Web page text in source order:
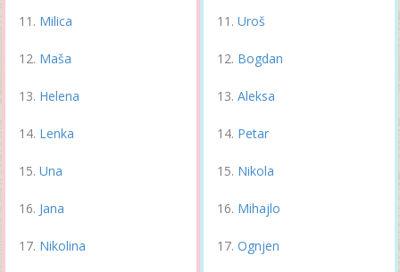
Milica
Maša
Helena
Lenka
Una
Jana
Nikolina
Uroš
Bogdan
Aleksa
Petar
Nikola
Mihajlo
Ognjen